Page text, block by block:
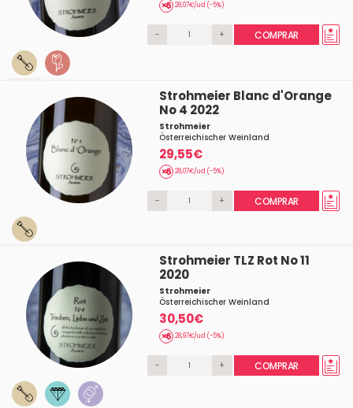
28,07€/ud (-5%)
- + COMPRAR
Strohmeier Blanc d'Orange
No 4 2022
Strohmeier
Österreichischer Weinland
29,55€
28,07€/ud (-5%)
- + COMPRAR
Strohmeier TLZ Rot No 11
2020
Strohmeier
Österreichischer Weinland
30,50€
28,97€/ud (-5%)
- + COMPRAR